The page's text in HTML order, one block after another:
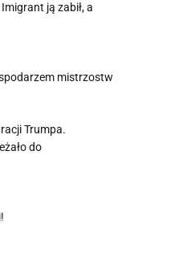
ją zabił, a
mistrzostw
Trumpa.
do